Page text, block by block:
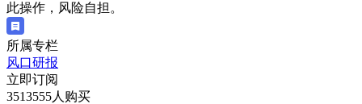
此操作，风险自担。
所属专栏
风口研报
立即订阅
3513555人购买